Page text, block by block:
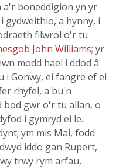
a'r boneddigion yn yr
gydweithio, a hynny, i
filwrol o'r tu
John Williams; yr
modd hael i ddod â
i Gonwy, ei fangre ef ei
rhyfel, a bu'n
bod gwr o'r tu allan, o
i gymryd ei le.
ym mis Mai, fodd
iddo gan Rupert,
trwy rym arfau,